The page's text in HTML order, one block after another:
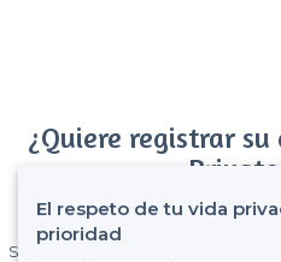
¿Quiere registrar
Gane muchos clientes entre el
Sin comisiones y sin compromiso,
El respeto de tu vida
prioridad